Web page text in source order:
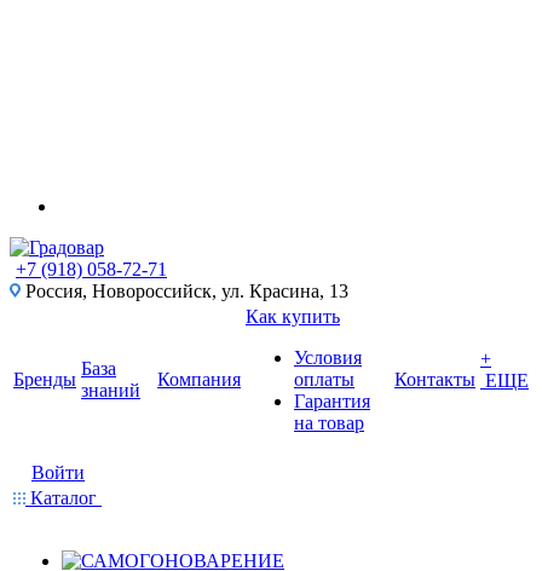
+7 (918) 058-72-71
Россия, Новороссийск, ул. Красина, 13
Бренды
База
знаний
Компания
Как купить
Условия
оплаты
Гарантия
на товар
Контакты
+
ЕЩЕ
Войти
Каталог